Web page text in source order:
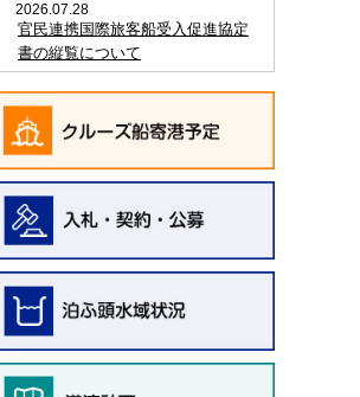
2026.07.28
官民連携国際旅客船受入促進協定
書の縦覧について